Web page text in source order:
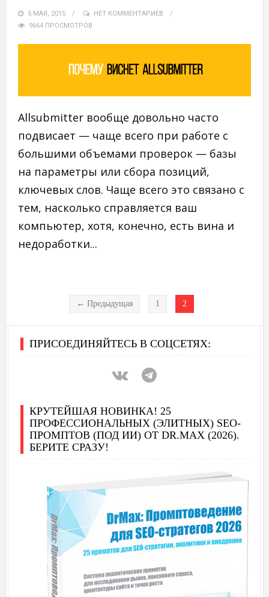
5 МАЯ, 2015
НЕТ КОММЕНТАРИЕВ
9664 ПРОСМОТРОВ
Allsubmitter вообще довольно часто
подвисает — чаще всего при работе с
большими объемами проверок — базы
на параметры или сбора позиций,
ключевых слов. Чаще всего это связано с
тем, насколько справляется ваш
компьютер, хотя, конечно, есть вина и
недоработки...
← Предыдущая 1 2
ПРИСОЕДИНЯЙТЕСЬ В СОЦСЕТЯХ:
КРУТЕЙШАЯ НОВИНКА! 25
ПРОФЕССИОНАЛЬНЫХ (ЭЛИТНЫХ) SEO-
ПРОМПТОВ (ПОД ИИ) ОТ DR.MAX (2026).
БЕРИТЕ СРАЗУ!